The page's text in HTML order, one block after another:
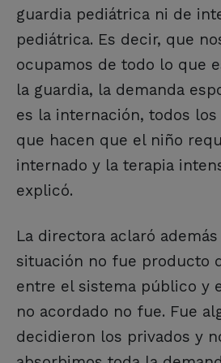
guardia pediátrica ni de
pediátrica. Es decir, que
ocupamos de todo lo que
la guardia, la demanda
es la internación, todos
que hacen que el niño
internado y la terapia
explicó.
La directora aclaró
situación no fue producto
entre el sistema público y
no acordado no fue. Fue
decidieron los privados y